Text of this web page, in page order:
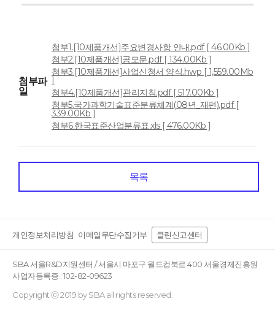
첨부파
일
첨부1.[10제품개선]주요변경사항 안내.pdf [ 46.00Kb ]
첨부2.[10제품개선]공모문.pdf [ 134.00Kb ]
첨부3.[10제품개선]사업신청서 양식.hwp [ 1,559.00Mb
]
첨부4.[10제품개선]관리지침.pdf [ 517.00Kb ]
첨부5.국가과학기술표준분류체계(08년_재편).pdf [
339.00Kb ]
첨부6.한국표준산업분류표.xls [ 476.00Kb ]
목록
개인정보처리방침 이메일무단수집거부 클린신고센터
SBA 서울R&D지원센터 / 서울시 마포구 월드컵북로 400 서울경제진흥원
사업자등록증 : 102-82-09623
Copyright ⓒ 2019 by SBA all rights reserved.